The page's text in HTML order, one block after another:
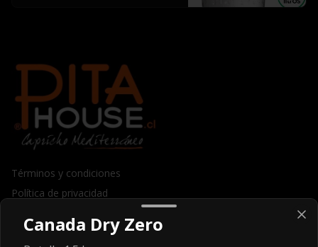
Términos y condiciones
Política de privacidad
Redes sociales
Canada Dry Zero